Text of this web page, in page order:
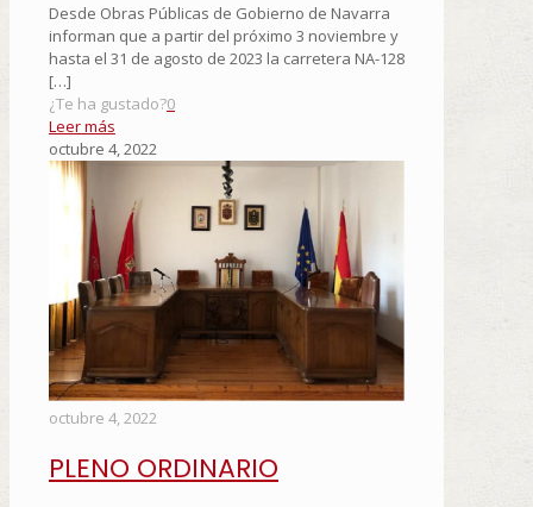
Desde Obras Públicas de Gobierno de Navarra
informan que a partir del próximo 3 noviembre y
hasta el 31 de agosto de 2023 la carretera NA-128
[…]
¿Te ha gustado?0
Leer más
octubre 4, 2022
octubre 4, 2022
PLENO ORDINARIO